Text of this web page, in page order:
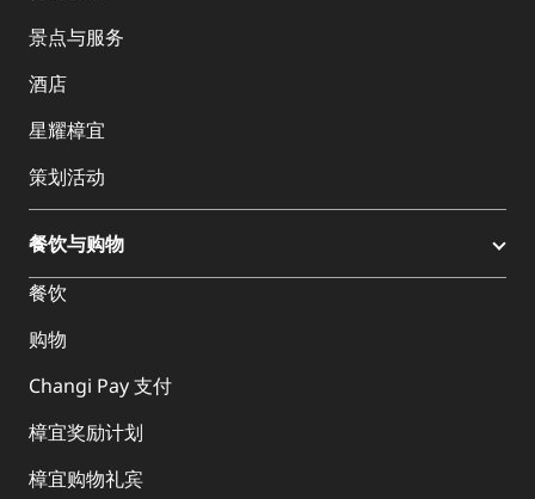
景点与服务
酒店
星耀樟宜
策划活动
餐饮与购物
餐饮
购物
Changi Pay 支付
樟宜奖励计划
樟宜购物礼宾